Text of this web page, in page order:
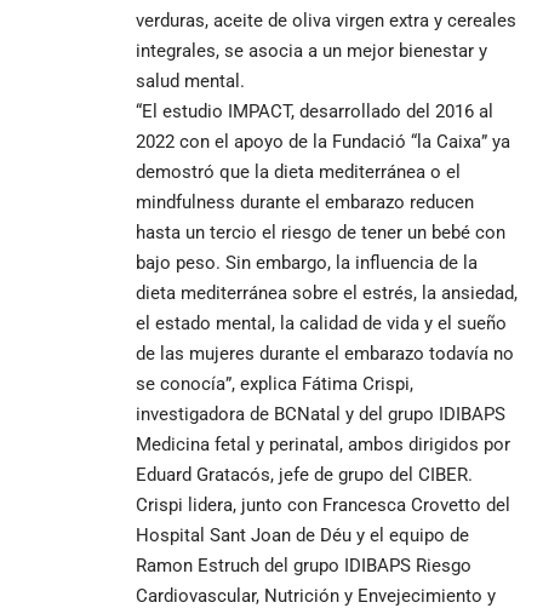
verduras, aceite de oliva virgen extra y cereales
integrales, se asocia a un mejor bienestar y
salud mental.
“El estudio IMPACT, desarrollado del 2016 al
2022 con el apoyo de la Fundació “la Caixa” ya
demostró que la dieta mediterránea o el
mindfulness durante el embarazo reducen
hasta un tercio el riesgo de tener un bebé con
bajo peso. Sin embargo, la influencia de la
dieta mediterránea sobre el estrés, la ansiedad,
el estado mental, la calidad de vida y el sueño
de las mujeres durante el embarazo todavía no
se conocía”, explica Fátima Crispi,
investigadora de BCNatal y del grupo IDIBAPS
Medicina fetal y perinatal, ambos dirigidos por
Eduard Gratacós, jefe de grupo del CIBER.
Crispi lidera, junto con Francesca Crovetto del
Hospital Sant Joan de Déu y el equipo de
Ramon Estruch del grupo IDIBAPS Riesgo
Cardiovascular, Nutrición y Envejecimiento y